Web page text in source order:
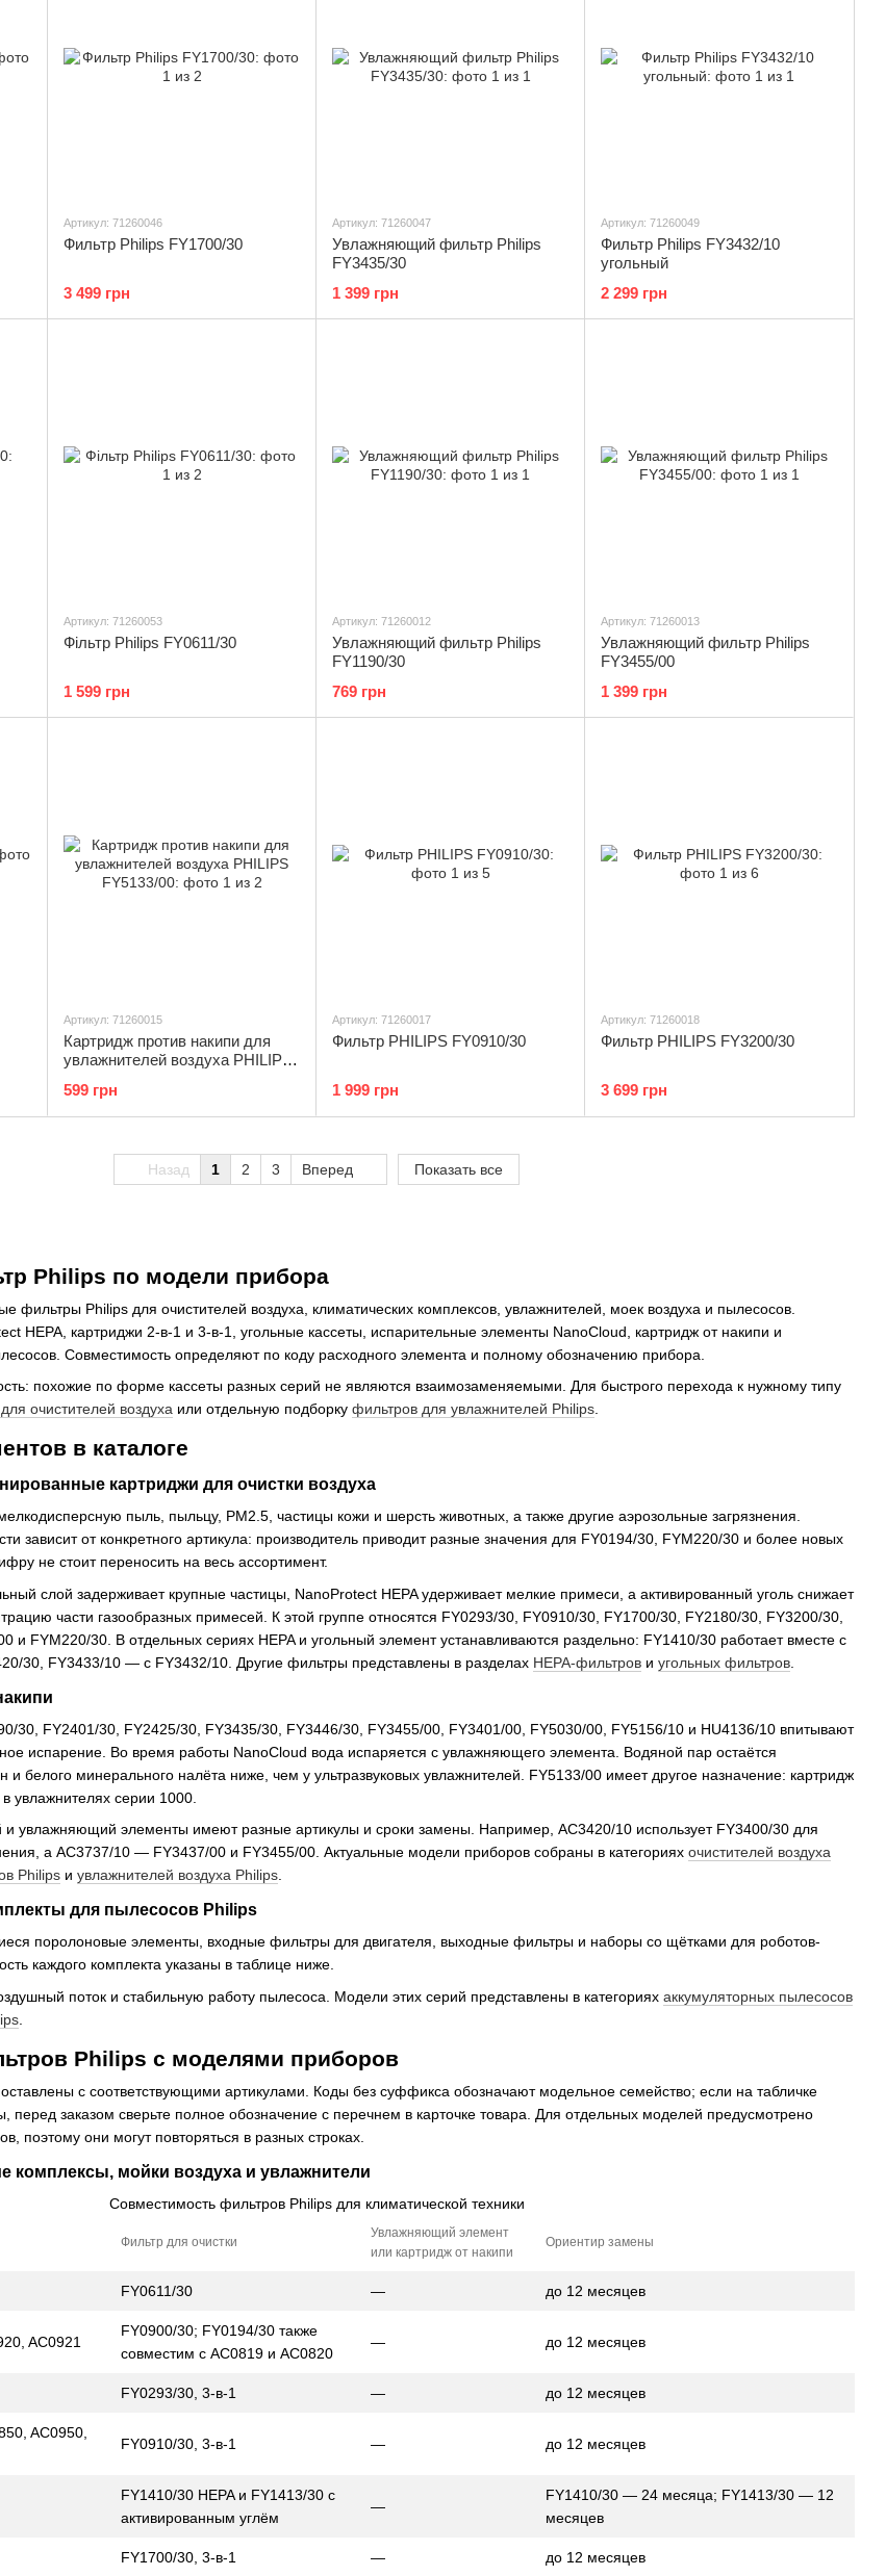
Philips по модели прибора
фильтры Philips для очистителей воздуха, климатических комплексов, увлажнителей, моек воздуха и пылесосов.
HEPA, картриджи 2-в-1 и 3-в-1, угольные кассеты, испарительные элементы NanoCloud, картридж от накипи и
Совместимость определяют по коду расходного элемента и полному обозначению прибора.
похожие по форме кассеты разных серий не являются взаимозаменяемыми. Для быстрого перехода к нужному типу
очистителей воздуха или отдельную подборку фильтров для увлажнителей Philips.
в каталоге
картриджи для очистки воздуха
пыль, пыльцу, PM2.5, частицы кожи и шерсть животных, а также другие аэрозольные загрязнения.
зависит от конкретного артикула: производитель приводит разные значения для FY0194/30, FYM220/30 и более новых
не стоит переносить на весь ассортимент.
слой задерживает крупные частицы, NanoProtect HEPA удерживает мелкие примеси, а активированный уголь снижает
части газообразных примесей. К этой группе относятся FY0293/30, FY0910/30, FY1700/30, FY2180/30, FY3200/30,
и FYM220/30. В отдельных сериях HEPA и угольный элемент устанавливаются раздельно: FY1410/30 работает вместе с
30, FY3433/10 — с FY3432/10. Другие фильтры представлены в разделах HEPA-фильтров и угольных фильтров
30, FY2401/30, FY2425/30, FY3435/30, FY3446/30, FY3455/00, FY3401/00, FY5030/00, FY5156/10 и HU4136/10 впитывают
испарение. Во время работы NanoCloud вода испаряется с увлажняющего элемента. Водяной пар остаётся
белого минерального налёта ниже, чем у ультразвуковых увлажнителей. FY5133/00 имеет другое назначение: картридж
увлажнителях серии 1000.
увлажняющий элементы имеют разные артикулы и сроки замены. Например, AC3420/10 использует FY3400/30 для
а AC3737/10 — FY3437/00 и FY3455/00. Актуальные модели приборов собраны в категориях очистителей воздуха
Philips и увлажнителей воздуха Philips
для пылесосов Philips
поролоновые элементы, входные фильтры для двигателя, выходные фильтры и наборы со щётками для роботов-
каждого комплекта указаны в таблице ниже.
поток и стабильную работу пылесоса. Модели этих серий представлены в категориях аккумуляторных пылесосов
Philips с моделями приборов
с соответствующими артикулами. Коды без суффикса обозначают модельное семейство; если на табличке
перед заказом сверьте полное обозначение с перечнем в карточке товара. Для отдельных моделей предусмотрено
поэтому они могут повторяться в разных строках.
комплексы, мойки воздуха и увлажнители
Совместимость фильтров Philips для климатической техники
Фильтр для очистки
Увлажняющий элемент
или картридж от накипи
Ориентир замены
FY0611/30 — до 12 месяцев
AC0921
FY0900/30; FY0194/30 также
совместим с AC0819 и AC0820
— до 12 месяцев
FY0293/30, 3-в-1 — до 12 месяцев
AC0950,
FY0910/30, 3-в-1 — до 12 месяцев
FY1410/30 HEPA и FY1413/30 с
активированным углём
—
FY1410/30 — 24 месяца; FY1413/30 — 12
месяцев
FY1700/30, 3-в-1 — до 12 месяцев
Артикул: 71260046
Фильтр Philips FY1700/30
3 499 грн
Артикул: 71260047
Увлажняющий фильтр Philips
FY3435/30
1 399 грн
Артикул: 71260049
Фильтр Philips FY3432/10
угольный
2 299 грн
Артикул: 71260053
Фільтр Philips FY0611/30
1 599 грн
Артикул: 71260012
Увлажняющий фильтр Philips
FY1190/30
769 грн
Артикул: 71260013
Увлажняющий фильтр Philips
FY3455/00
1 399 грн
Артикул: 71260015
Картридж против накипи для
увлажнителей воздуха PHILIPS
599 грн
Артикул: 71260017
Фильтр PHILIPS FY0910/30
1 999 грн
Артикул: 71260018
Фильтр PHILIPS FY3200/30
3 699 грн
Назад 1 2 3 Вперед Показать все